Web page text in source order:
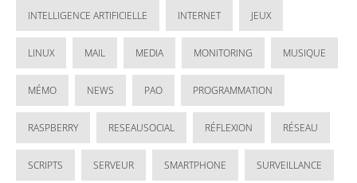
INTELLIGENCE ARTIFICIELLE INTERNET JEUX
LINUX MAIL MEDIA MONITORING MUSIQUE
MÉMO NEWS PAO PROGRAMMATION
RASPBERRY RESEAUSOCIAL RÉFLEXION RÉSEAU
SCRIPTS SERVEUR SMARTPHONE SURVEILLANCE